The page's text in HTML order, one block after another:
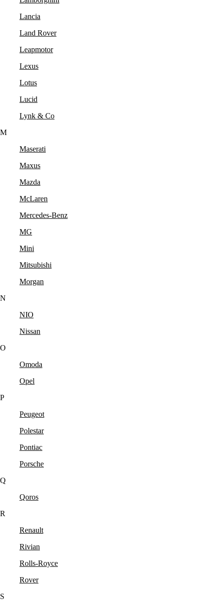
Lancia
Land Rover
Leapmotor
Lexus
Lotus
Lucid
Lynk & Co
M
Maserati
Maxus
Mazda
McLaren
Mercedes-Benz
MG
Mini
Mitsubishi
Morgan
N
NIO
Nissan
O
Omoda
Opel
P
Peugeot
Polestar
Pontiac
Porsche
Q
Qoros
R
Renault
Rivian
Rolls-Royce
Rover
S